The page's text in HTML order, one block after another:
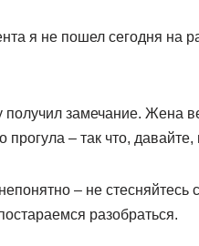
я не пошел сегодня на
получил замечание. Жена
прогула – так что,
– не
разобраться.